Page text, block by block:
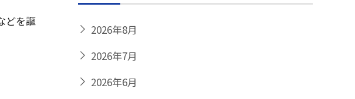
どを謳
2026年8月
2026年7月
2026年6月